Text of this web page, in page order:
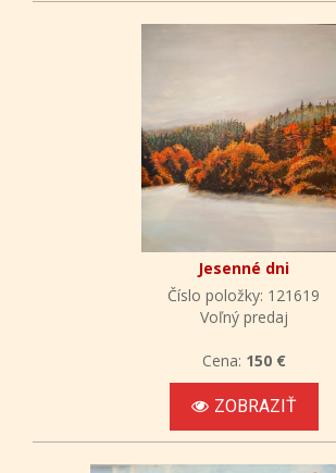
Jesenné dni
Číslo položky: 121619
Voľný predaj
Cena: 150 €
ZOBRAZIŤ